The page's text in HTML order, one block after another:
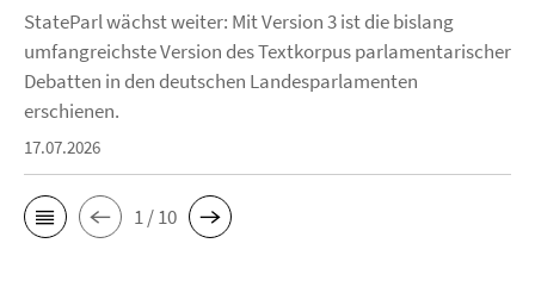
StateParl wächst weiter: Mit Version 3 ist die bislang
umfangreichste Version des Textkorpus parlamentarischer
Debatten in den deutschen Landesparlamenten
erschienen.
17.07.2026
1 / 10